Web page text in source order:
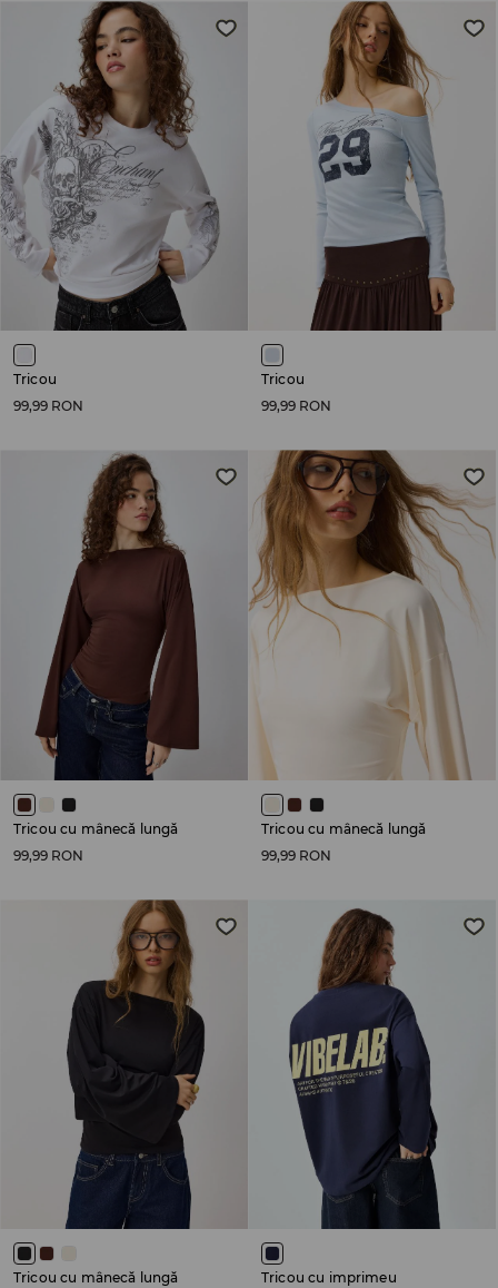
Tricou
99,99 RON
Tricou
99,99 RON
Tricou cu mânecă lungă
99,99 RON
Tricou cu mânecă lungă
99,99 RON
Tricou cu mânecă lungă
Tricou cu imprimeu